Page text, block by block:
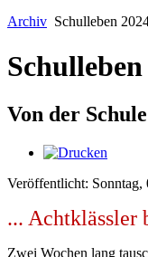
Archiv Schulleben
Von der
Veröffentlicht: Sonntag,
... Achtklässler
Zwei Wochen lang